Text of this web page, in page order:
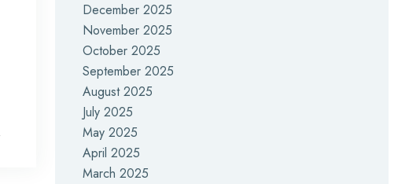
December 2025
November 2025
October 2025
September 2025
August 2025
July 2025
May 2025
April 2025
March 2025